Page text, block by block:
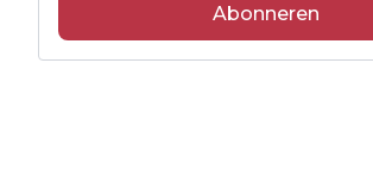
Abonneren